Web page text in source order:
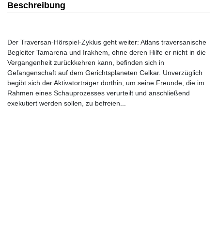
Beschreibung
Der Traversan-Hörspiel-Zyklus geht weiter: Atlans traversanische
Begleiter Tamarena und Irakhem, ohne deren Hilfe er nicht in die
Vergangenheit zurückkehren kann, befinden sich in
Gefangenschaft auf dem Gerichtsplaneten Celkar. Unverzüglich
begibt sich der Aktivatorträger dorthin, um seine Freunde, die im
Rahmen eines Schauprozesses verurteilt und anschließend
exekutiert werden sollen, zu befreien...